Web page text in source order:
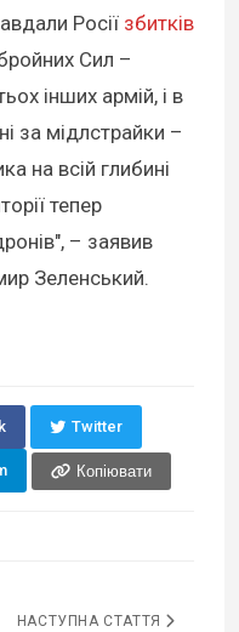
Росії збитків
Сил –
інших армій, і в
за мідлстрайки –
на всій глибині
тепер
– заявив
Зеленський.
Twitter
Копіювати
НАСТУПНА СТАТТЯ